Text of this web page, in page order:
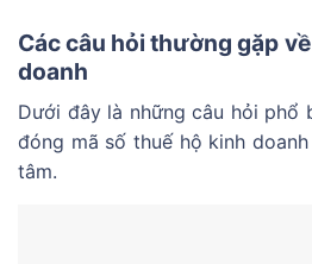
Các câu hỏi thường gặp
doanh
Dưới đây là những câu hỏi phổ
đóng mã số thuế hộ kinh
tâm.